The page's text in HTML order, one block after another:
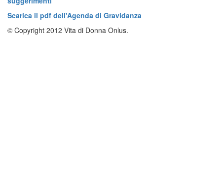
Scarica il pdf dell'Agenda di Gravidanza
© Copyright 2012 Vita di Donna Onlus.